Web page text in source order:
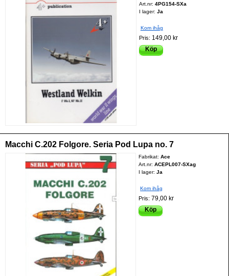
Art.nr: 4PG154-SXa
I lager: Ja
Kom ihåg
Pris: 149,00 kr
Köp
Macchi C.202 Folgore. Seria Pod Lupa no. 7
Fabrikat:Ace
Art.nr:ACEPL007-SXag
I lager: Ja
Kom ihåg
Pris:79,00 kr
Köp